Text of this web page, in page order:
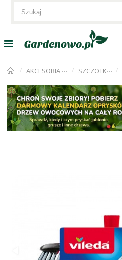
AKCESORIA CZYSZCZĄCE SZCZOTKI I SZUFELKI